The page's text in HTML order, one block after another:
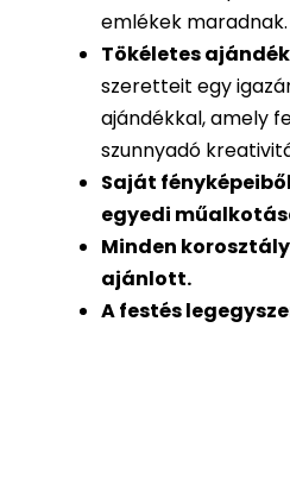
emlékek maradnak.
Tökéletes ajándék
szeretteit egy
ajándékkal, amely
szunnyadó
Saját
egyedi
Minden
ajánlott.
A festés